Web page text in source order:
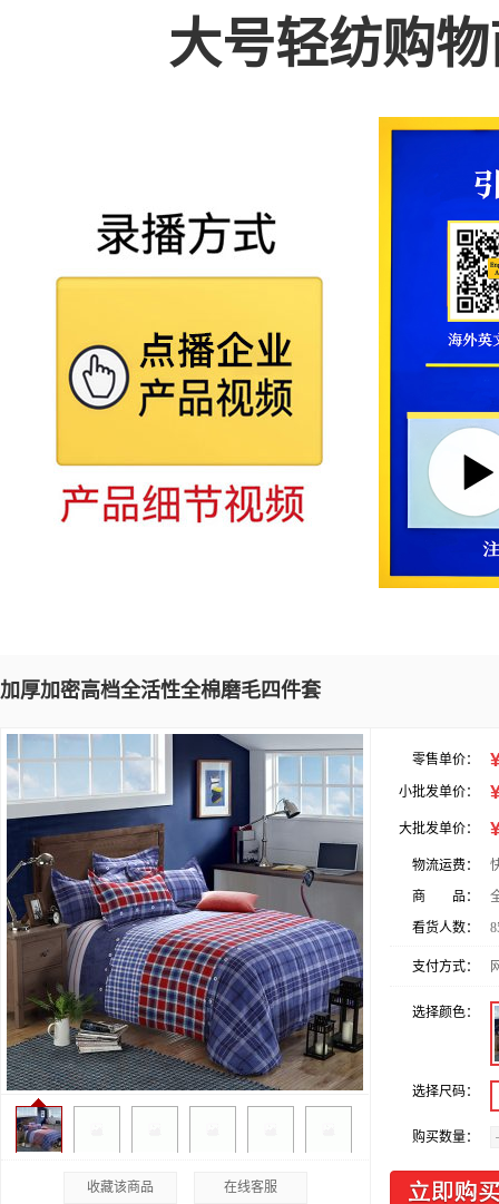
大号轻纺购
加厚加密高档全活性全棉磨毛四件套
收藏该商品 在线客服
零售单价：
小批发单价：
大批发单价：
物流运费：
商 品：
看货人数：
支付方式：
选择颜色：
选择尺码：
购买数量：